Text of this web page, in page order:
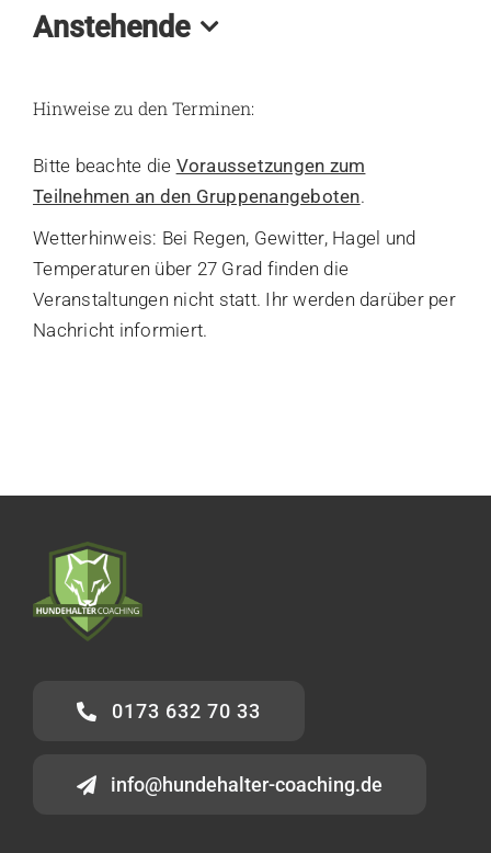
Anstehende
wählen.
Hinweise zu den Terminen:
Bitte beachte die Voraussetzungen zum
Teilnehmen an den Gruppenangeboten.
Wetterhinweis: Bei Regen, Gewitter, Hagel und
Temperaturen über 27 Grad finden die
Veranstaltungen nicht statt. Ihr werden darüber per
Nachricht informiert.
0173 632 70 33
info@hundehalter-coaching.de